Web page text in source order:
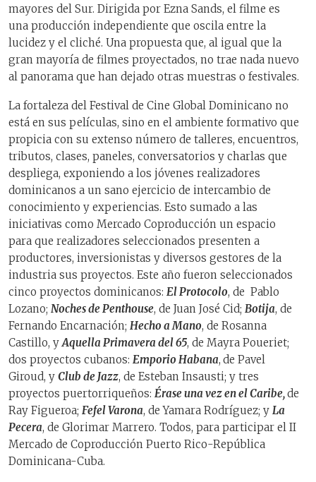
mayores del Sur. Dirigida por Ezna Sands, el filme es
una producción independiente que oscila entre la
lucidez y el cliché. Una propuesta que, al igual que la
gran mayoría de filmes proyectados, no trae nada nuevo
al panorama que han dejado otras muestras o festivales.
La fortaleza del Festival de Cine Global Dominicano no
está en sus películas, sino en el ambiente formativo que
propicia con su extenso número de talleres, encuentros,
tributos, clases, paneles, conversatorios y charlas que
despliega, exponiendo a los jóvenes realizadores
dominicanos a un sano ejercicio de intercambio de
conocimiento y experiencias. Esto sumado a las
iniciativas como Mercado Coproducción un espacio
para que realizadores seleccionados presenten a
productores, inversionistas y diversos gestores de la
industria sus proyectos. Este año fueron seleccionados
cinco proyectos dominicanos: El Protocolo, de Pablo
Lozano; Noches de Penthouse, de Juan José Cid; Botija, de
Fernando Encarnación; Hecho a Mano, de Rosanna
Castillo, yAquella Primavera del 65, de Mayra Poueriet;
dos proyectos cubanos: Emporio Habana, de Pavel
Giroud, y Club de Jazz, de Esteban Insausti; y tres
proyectos puertorriqueños: Érase una vez en el Caribe,de
Ray Figueroa; Fefel Varona, de Yamara Rodríguez; y La
Pecera, de Glorimar Marrero. Todos, para participar el II
Mercado de Coproducción Puerto Rico-República
Dominicana-Cuba.